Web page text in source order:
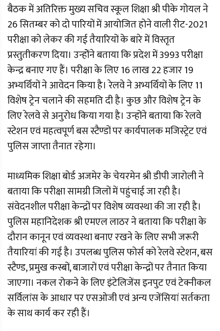
बैठक में अतिरिक्त मुख्य सचिव स्कूल शिक्षा श्री पीके गोयल ने
26 सितम्बर को दो पारियों में आयोजित होने वाली रीट-2021
परीक्षा को लेकर की गई तैयारियों के बारे में विस्तृत
प्रस्तुतीकरण दिया। उन्होेंने बताया कि प्रदेश में 3993 परीक्षा
केन्द्र बनाए गए हैं। परीक्षा के लिए 16 लाख 22 हजार 19
अभ्यर्थियों ने आवेदन किया है। रेलवे ने अभ्यर्थियों के लिए 11
विशेष ट्रेन चलाने की सहमति दी है। कुछ और विशेष ट्रेन के
लिए रेलवे से अनुरोध किया गया है। उन्होंने बताया कि रेलवे
स्टेशन एवं महत्वपूर्ण बस स्टैण्डों पर कार्यपालक मजिस्ट्रेट एवं
पुलिस जाप्ता तैनात रहेगा।
माध्यमिक शिक्षा बोर्ड अजमेर के चेयरमेन श्री डीपी जारोली ने
बताया कि परीक्षा सामग्री जिलों में पहुंचाई जा रही है।
संवेदनशील परीक्षा केन्द्रों पर विशेष व्यवस्था की जा रही है।
पुलिस महानिदेशक श्री एमएल लाठर ने बताया कि परीक्षा के
दौरान कानून एवं व्यवस्था बनाए रखने के लिए सभी जरूरी
तैयारियां की गई है। उपलब्ध पुलिस फोर्स को रेलवे स्टेशन, बस
स्टैण्ड, प्रमुख कस्बों, बाजारों एवं परीक्षा केन्द्रों पर तैनात किया
जाएगा। नकल रोकने के लिए इंटेलिजेंस इनपुट एवं टेक्नीकल
सर्विलांस के आधार पर एसओजी एवं अन्य एजेंसियां सर्तकता
के साथ कार्य कर रही हैं।